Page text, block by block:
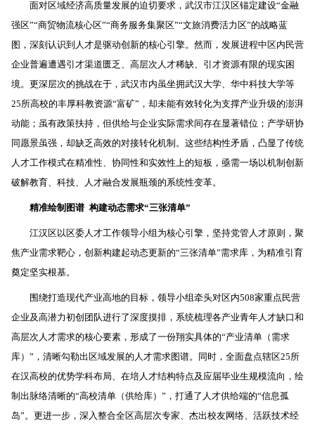
面对区域经济高质量发展的迫切要求，武汉市江汉区锚定建设“金融
强区”“商贸物流核心区”“商务服务集聚区”“文旅消费活力区”的战略蓝
图，深刻认识到人才是驱动创新的核心引擎。然而，发展进程中区内民营
企业普遍遭遇引才渠道匮乏、高层次人才稀缺、引才资源有限的现实困
境。更深层次的挑战在于，武汉市内虽坐拥武汉大学、华中科技大学等
25所高校的丰厚科教资源“富矿”，却未能有效转化为支撑产业升级的澎湃
动能；虽有政策扶持，但供给与企业实际需求间存在显著错位；产学研协
同愿景虽强，却缺乏高效的对接转化机制。这些结构性矛盾，凸显了传统
人才工作模式在精准性、协同性和实效性上的短板，亟需一场以机制创新
破解教育、科技、人才融合发展瓶颈的系统性变革。
精准绘制图谱 构建动态需求“三张清单”
江汉区以区委人才工作领导小组为核心引擎，坚持党管人才原则，聚
焦产业需求靶心，创新构建起动态更新的“三张清单”需求库，为精准引育
奠定坚实根基。
围绕打造现代产业高地的目标，领导小组牵头对区内508家重点民营
企业及高潜力初创团队进行了深度摸排，系统梳理各产业青年人才缺口和
高层次人才需求的核心要素，形成了一份翔实具体的“产业清单（需求
库）”，清晰勾勒出区域发展的人才需求图谱。同时，全面盘点辖区25所
在汉高校的优势学科布局、在培人才结构特点及应届毕业生规模流向，绘
制出脉络清晰的“高校清单（供给库）”，打通了人才供给端的“信息孤
岛”。更进一步，深入整合全区高层次专家、杰出校友网络、活跃技术经